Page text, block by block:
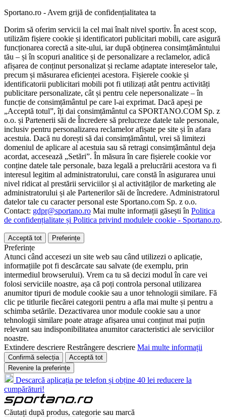
Sportano.ro - Avem grijă de confidențialitatea ta
Dorim să oferim servicii la cel mai înalt nivel sportiv. În acest scop,
utilizăm fișiere cookie și identificatori publicitari mobili, care asigură
funcționarea corectă a site-ului, iar după obținerea consimțământului
tău – și în scopuri analitice și de personalizare a reclamelor, adică
afișarea de conținut personalizat și reclame adaptate intereselor tale,
precum și măsurarea eficienței acestora. Fișierele cookie și
identificatorii publicitari mobili pot fi utilizați atât pentru activități
publicitare personalizate, cât și pentru cele nepersonalizate – în
funcție de consimțământul pe care l-ai exprimat. Dacă apeși pe
„Acceptă totul”, îți dai consimțământul ca SPORTANO.COM Sp. z
o.o. și Partenerii săi de Încredere să prelucreze datele tale personale,
inclusiv pentru personalizarea reclamelor afișate pe site și în afara
acestuia. Dacă nu dorești să dai consimțământul, vrei să limitezi
domeniul de aplicare al acestuia sau să retragi consimțământul deja
acordat, accesează „Setări”. În măsura în care fișierele cookie vor
conține datele tale personale, baza legală a prelucrării acestora va fi
interesul legitim al administratorului, care constă în asigurarea unui
nivel ridicat al prestării serviciilor și al activităților de marketing ale
administratorului și ale Partenerilor săi de încredere. Administratorul
datelor tale cu caracter personal este Sportano.com Sp. z o.o.
Contact: gdpr@sportano.ro Mai multe informații găsești în Politica
de confidențialitate și Politica privind modulele cookie - Sportano.ro.
Acceptă tot Preferințe
Preferințe
Atunci când accesezi un site web sau când utilizezi o aplicație,
informațiile pot fi descărcate sau salvate (de exemplu, prin
intermediul browserului). Vrem ca tu să decizi modul în care vei
folosi serviciile noastre, așa că poți controla personal utilizarea
anumitor tipuri de module cookie sau a unor tehnologii similare. Fă
clic pe titlurile fiecărei categorii pentru a afla mai multe și pentru a
schimba setările. Dezactivarea unor module cookie sau a unor
tehnologii similare poate atrage afișarea unui conținut mai puțin
relevant sau indisponibilitatea anumitor caracteristici ale serviciilor
noastre.
Extindere descriere Restrângere descriere Mai multe informații
Confirmă selecția
Acceptă tot
Revenire la preferințe
Descarcă aplicația pe telefon și obține 40 lei reducere la
cumpărături!
Căutați după produs, categorie sau marcă